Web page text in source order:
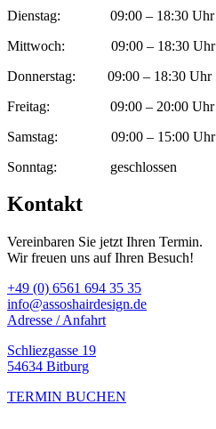
Dienstag: 09:00 – 18:30 Uhr
Mittwoch: 09:00 – 18:30 Uhr
Donnerstag: 09:00 – 18:30 Uhr
Freitag: 09:00 – 20:00 Uhr
Samstag: 09:00 – 15:00 Uhr
Sonntag: geschlossen
Kontakt
Vereinbaren Sie jetzt Ihren Termin.
Wir freuen uns auf Ihren Besuch!
+49 (0) 6561 694 35 35
info@assoshairdesign.de
Adresse / Anfahrt
Schliezgasse 19
54634 Bitburg
TERMIN BUCHEN